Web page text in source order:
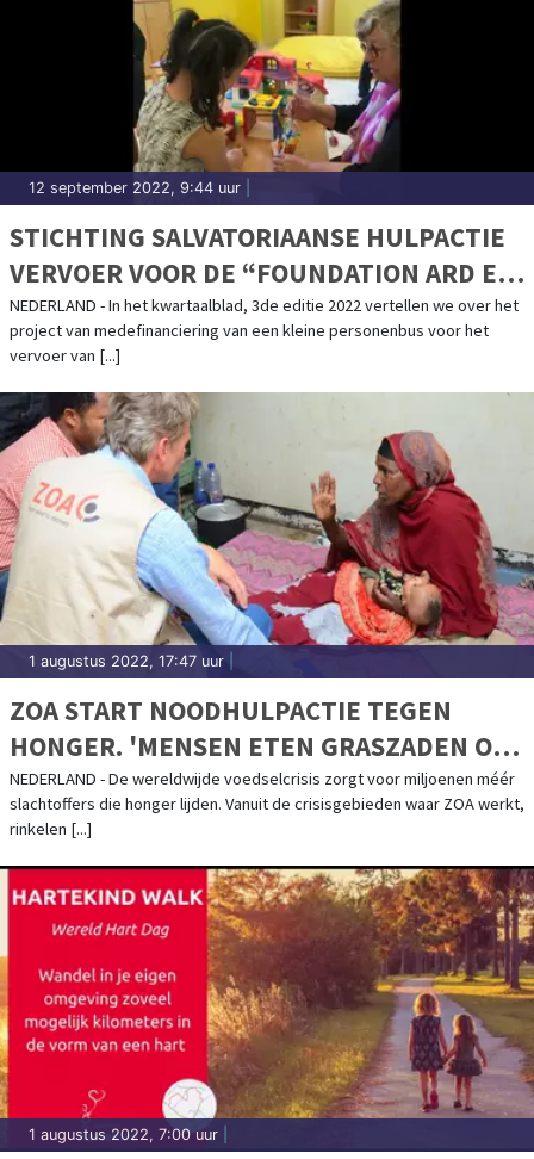
12 september 2022, 9:44 uur
STICHTING SALVATORIAANSE HULPACTIE
VERVOER VOOR DE “FOUNDATION ARD EL
AMAL”
NEDERLAND - In het kwartaalblad, 3de editie 2022 vertellen we over het
project van medefinanciering van een kleine personenbus voor het
vervoer van [...]
1 augustus 2022, 17:47 uur
ZOA START NOODHULPACTIE TEGEN
HONGER. 'MENSEN ETEN GRASZADEN OM
TE OVERLEVEN'
NEDERLAND - De wereldwijde voedselcrisis zorgt voor miljoenen méér
slachtoffers die honger lijden. Vanuit de crisisgebieden waar ZOA werkt,
rinkelen [...]
1 augustus 2022, 7:00 uur